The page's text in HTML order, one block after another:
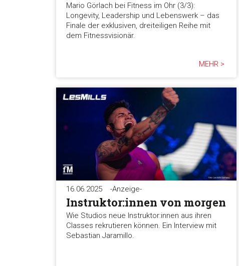
Mario Görlach bei Fitness im Ohr (3/3):
Longevity, Leadership und Lebenswerk – das
Finale der exklusiven, dreiteiligen Reihe mit
dem Fitnessvisionär.
MEHR >
16.06.2025 -Anzeige-
Instruktor:innen von morgen
Wie Studios neue Instruktor:innen aus ihren
Classes rekrutieren können. Ein Interview mit
Sebastian Jaramillo.